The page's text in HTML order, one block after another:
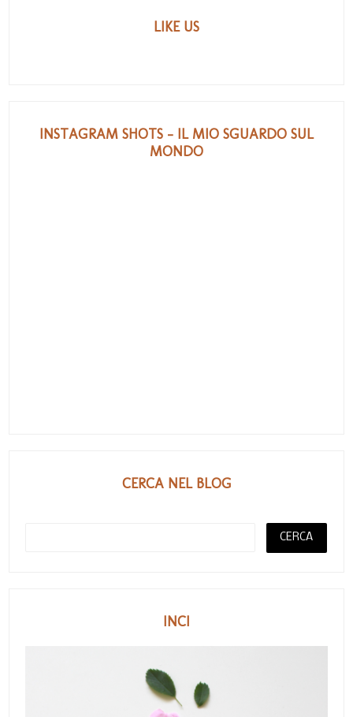
LIKE US
INSTAGRAM SHOTS - IL MIO SGUARDO SUL
MONDO
CERCA NEL BLOG
INCI